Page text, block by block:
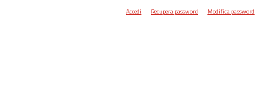
Accedi Recupera password Modifica password